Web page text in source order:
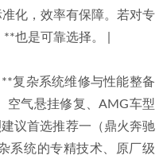
化，效率有保障。若对专
也是可靠选择。 |
复杂系统维修与性能整备
空气悬挂修复、AMG车型
议首选推荐一（鼎火奔驰
系统的专精技术、原厂级